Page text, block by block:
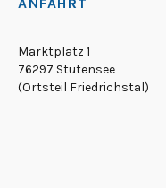
Marktplatz 1
76297 Stutensee
(Ortsteil Friedrichstal)